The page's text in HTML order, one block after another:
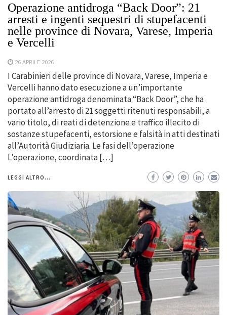
Operazione antidroga “Back Door”: 21
arresti e ingenti sequestri di stupefacenti
nelle province di Novara, Varese, Imperia
e Vercelli
26 APRILE 2026
I Carabinieri delle province di Novara, Varese, Imperia e
Vercelli hanno dato esecuzione a un’importante
operazione antidroga denominata “Back Door”, che ha
portato all’arresto di 21 soggetti ritenuti responsabili, a
vario titolo, di reati di detenzione e traffico illecito di
sostanze stupefacenti, estorsione e falsità in atti destinati
all’Autorità Giudiziaria. Le fasi dell’operazione
L’operazione, coordinata […]
LEGGI ALTRO...